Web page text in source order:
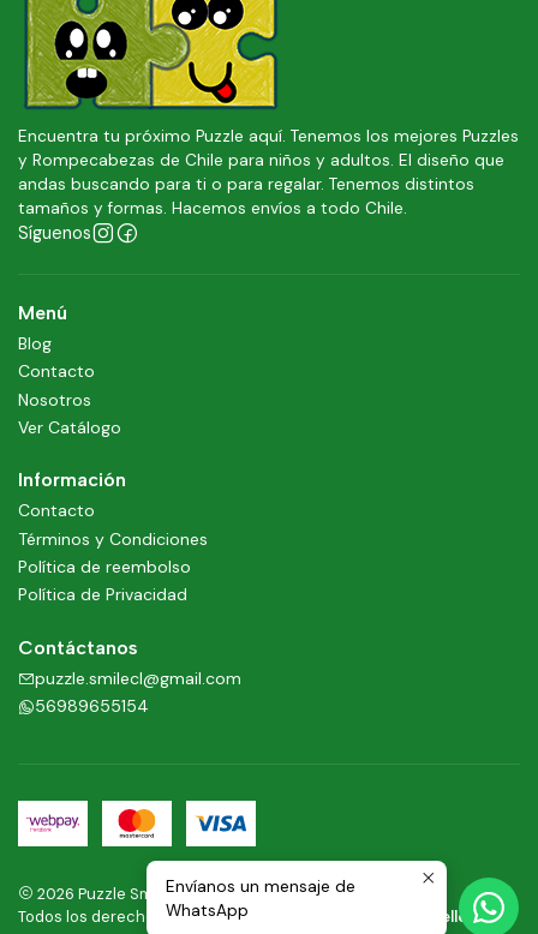
Encuentra tu próximo Puzzle aquí. Tenemos los mejores Puzzles
y Rompecabezas de Chile para niños y adultos. El diseño que
andas buscando para ti o para regalar. Tenemos distintos
tamaños y formas. Hacemos envíos a todo Chile.
Síguenos
Menú
Blog
Contacto
Nosotros
Ver Catálogo
Información
Contacto
Términos y Condiciones
Política de reembolso
Política de Privacidad
Contáctanos
puzzle.smilecl@gmail.com
56989655154
2026 Puzzle Smile .
Todos los derechos reservados.
Desarrollado por Jumpseller.
Envíanos un mensaje de
WhatsApp